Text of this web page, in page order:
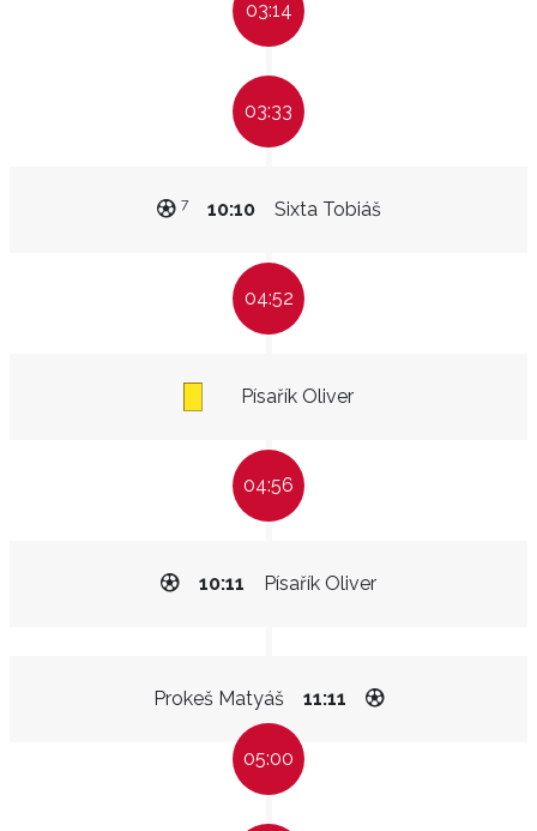
03:14
03:33
Sixta Tobiáš
10:10
7
04:52
Písařík Oliver
04:56
Písařík Oliver
10:11
Prokeš Matyáš 11:11
05:00